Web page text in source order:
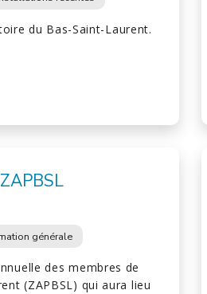
du Bas-Saint-Laurent.
générale
des membres de
(ZAPBSL) qui aura lieu